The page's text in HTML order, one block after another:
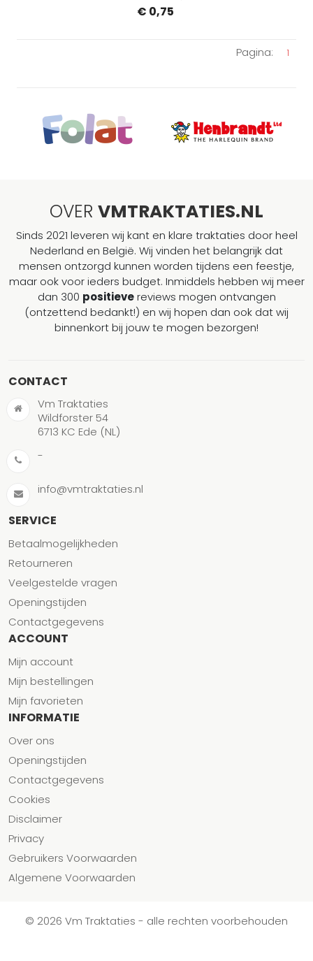
€ 0,75
Pagina: 1
OVER VMTRAKTATIES.NL
Sinds 2021 leveren wij kant en klare traktaties door heel
Nederland en België. Wij vinden het belangrijk dat
mensen ontzorgd kunnen worden tijdens een feestje,
maar ook voor ieders budget. Inmiddels hebben wij meer
dan 300 positievereviews mogen ontvangen
(ontzettend bedankt!) en wij hopen dan ook dat wij
binnenkort bij jouw te mogen bezorgen!
CONTACT
Vm Traktaties
Wildforster 54
6713 KC Ede (NL)
-
info@vmtraktaties.nl
SERVICE
Betaalmogelijkheden
Retourneren
Veelgestelde vragen
Openingstijden
Contactgegevens
ACCOUNT
Mijn account
Mijn bestellingen
Mijn favorieten
INFORMATIE
Over ons
Openingstijden
Contactgegevens
Cookies
Disclaimer
Privacy
Gebruikers Voorwaarden
Algemene Voorwaarden
© 2026 Vm Traktaties - alle rechten voorbehouden